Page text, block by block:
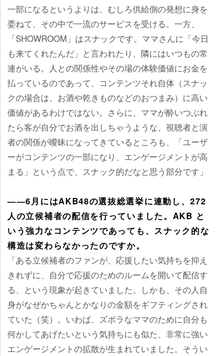
一部になるというよりは、むしろ供給側の発想に身を
委ねて、その中で一流のサービスを受ける。一方、
「SHOWROOM」はスナックです。ママさんに「今日
も来てくれたんだ」と言われたり、隣にはいつもの常
連がいる。人との関係性やその場の体験価値にお金を
払っているのであって、コンテンツそれ自体（スナッ
クの場合は、お酒や乾きものなどのおつまみ）に高い
価値があるわけではない。さらに、ママが酔いつぶれ
たら客が自分でお酒を出しちゃうような、視聴者と演
者の関係が曖昧になってきているところも、「ユーザ
ーがコンテンツの一部になり、エンゲージメントが高
まる」という点で、スナック的だなと思う部分です」
――6月にはAKB48の選抜総選挙に連動し、272
人の立候補者の配信を行っていました。AKB と
いう強力なコンテンツであっても、スナック的な
構造は変わらなかったのですか。
「ある立候補者のファンが、応援したい気持ちを抑え
きれずに、自分で応援のためのルームを開いて配信す
る、という現象が起きていました。しかも、その人自
身がなぜかちゃんとかなりの金額をギフティングされ
ていた（笑）。いわば、ズボラなママのために自分も
何かしてあげたいという気持ちにも似た、非常に強い
エンゲージメントの拡散が生まれていました。そうい